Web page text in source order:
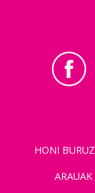
HONI BURUZ
ARAUAK